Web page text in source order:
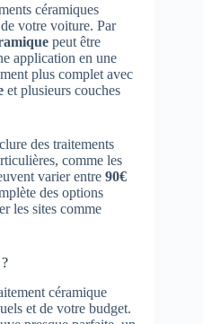
céramiques
votre voiture. Par
peut être
application en une
plus complet avec
et plusieurs couches
des traitements
comme les
varier entre 90€
des options
les sites comme
céramique
et de votre budget.